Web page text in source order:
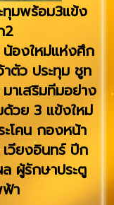
ทุมพร้อม3แข้ง
2
องใหม่แห่งศึก
ตัว ประทุม ชูท
าเสริมทีมอย่าง
ด้วย 3 แข้งใหม่
โคน กองหน้า
วียงอินทร์ ปีก
ผู้รักษาประตู
า